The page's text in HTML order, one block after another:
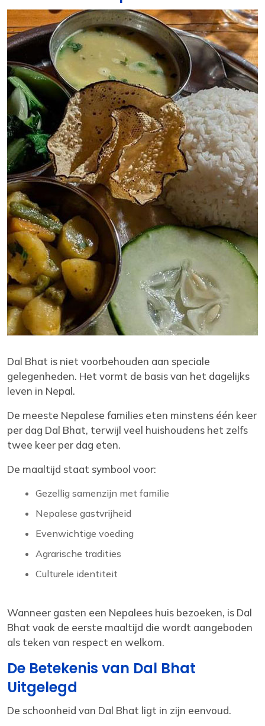
Dal Bhat is niet voorbehouden aan speciale
gelegenheden. Het vormt de basis van het dagelijks
leven in Nepal.
De meeste Nepalese families eten minstens één keer
per dag Dal Bhat, terwijl veel huishoudens het zelfs
twee keer per dag eten.
De maaltijd staat symbool voor:
Gezellig samenzijn met familie
Nepalese gastvrijheid
Evenwichtige voeding
Agrarische tradities
Culturele identiteit
Wanneer gasten een Nepalees huis bezoeken, is Dal
Bhat vaak de eerste maaltijd die wordt aangeboden
als teken van respect en welkom.
De Betekenis van Dal Bhat
Uitgelegd
De schoonheid van Dal Bhat ligt in zijn eenvoud.